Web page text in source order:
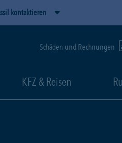
kontaktieren
Schäden und Rechnungen
KFZ & Reisen